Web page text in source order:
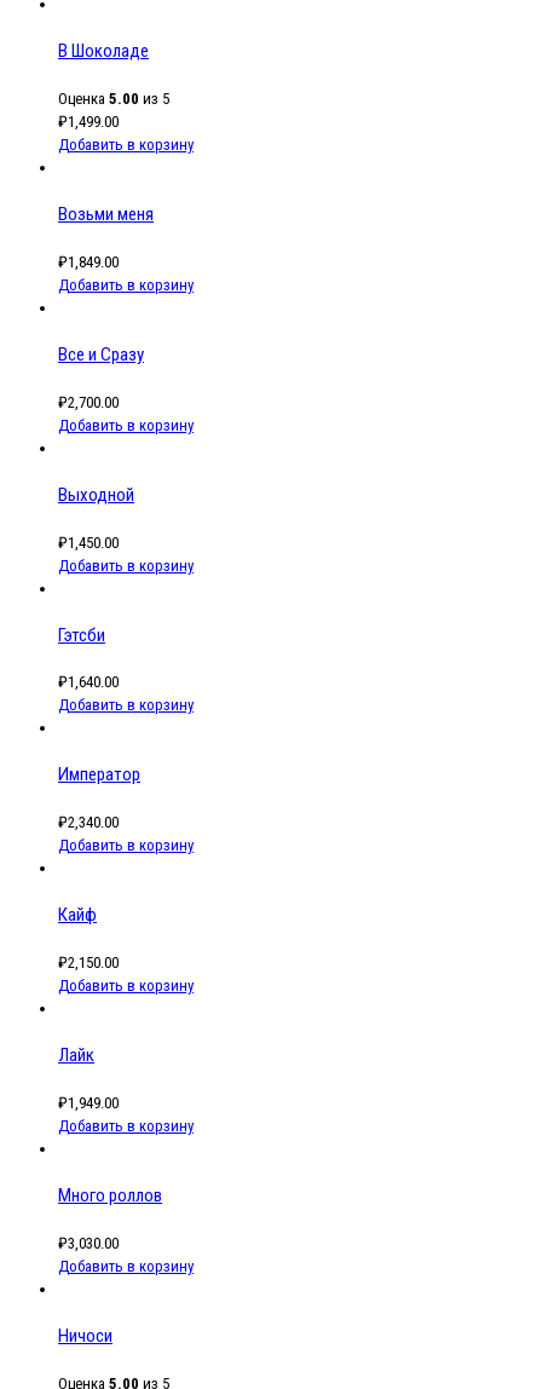
В Шоколаде
Оценка 5.00 из 5
₽1,499.00
Добавить в корзину
Возьми меня
₽1,849.00
Добавить в корзину
Все и Сразу
₽2,700.00
Добавить в корзину
Выходной
₽1,450.00
Добавить в корзину
Гэтсби
₽1,640.00
Добавить в корзину
Император
₽2,340.00
Добавить в корзину
Кайф
₽2,150.00
Добавить в корзину
Лайк
₽1,949.00
Добавить в корзину
Много роллов
₽3,030.00
Добавить в корзину
Ничоси
Оценка 5.00 из 5